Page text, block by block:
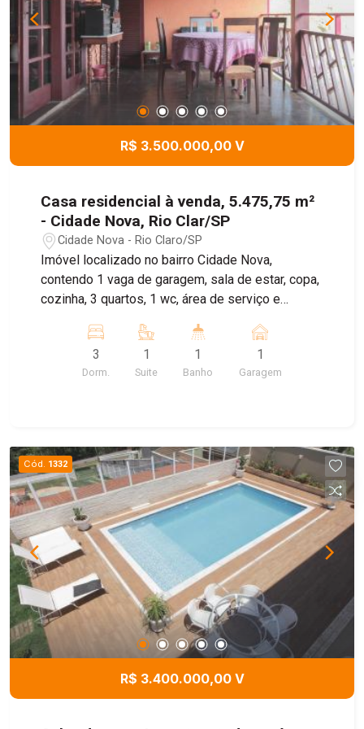
contará com 2 quartos, sendo 1 suíte com vista
privilegiada para a natureza e closet, cozinha com
despensa, sala de estar, sala de jantar e um
banheiro social. A casa será toda avarandada,
integrando a tranquilidade do verde ao seu redor.
O imóvel tem 700 metros de terreno e 150
metros de construção. Agende a sua visita para
viver essa experiência única!
R$ 3.500.000,00 V
Casa residencial à venda, 5.475,75 m²
- Cidade Nova, Rio Clar/SP
Cidade Nova - Rio Claro/SP
Imóvel localizado no bairro Cidade Nova,
contendo 1 vaga de garagem, sala de estar, copa,
cozinha, 3 quartos, 1 wc, área de serviço e
3
Dorm.
1
Suite
1
Banho
1
Garagem
Cód. 1332
R$ 3.400.000,00 V